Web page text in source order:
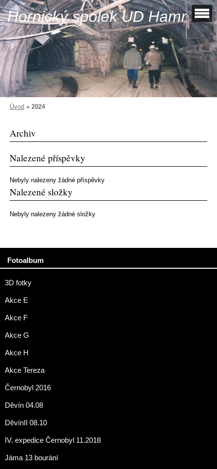
Hornický spolek UD Hamr
Úvod » 2024
Archiv
Nalezené příspěvky
Nebyly nalezeny žádné příspěvky
Nalezené složky
Nebyly nalezeny žádné složky
Fotoalbum
3D fotky
Akce E
Akce F
Akce G
Akce H
Akce Tereza
Černobyl 2016
Děvín 04.08
DěvínII 08.10
IV. expedice Černobyl 11.2018
Jáma 13 bourání